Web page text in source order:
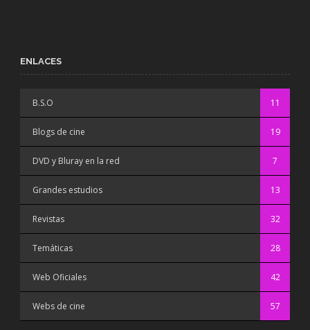
ENLACES
B.S.O 11
Blogs de cine 19
DVD y Bluray en la red 7
Grandes estudios 13
Revistas 32
Temáticas 28
Web Oficiales 42
Webs de cine 57